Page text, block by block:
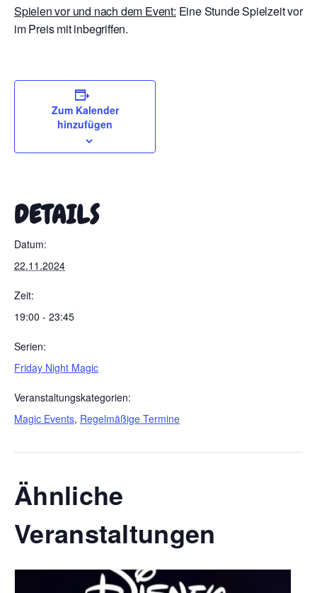
Spielen vor und nach dem Event: Eine Stunde Spielzeit vor
im Preis mit inbegriffen.
Zum Kalender
hinzufügen
DETAILS
Datum:
22.11.2024
Zeit:
19:00 - 23:45
Serien:
Friday Night Magic
Veranstaltungskategorien:
Magic Events, Regelmäßige Termine
Ähnliche
Veranstaltungen